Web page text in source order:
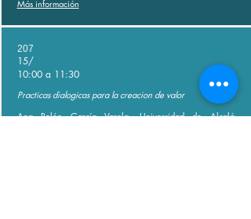
Más información
207
15/
10:00 a 11:30
Practicas dialogicas para la creacion de valor
Ana Belén García Varela, Universidad de Alcalá,